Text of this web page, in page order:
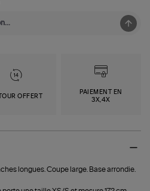
OFFERT
PAIEMENT EN
3X,4X
longues. Coupe large. Base arrondie.